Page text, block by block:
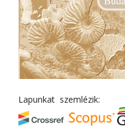
Lapunkat szemlézik: